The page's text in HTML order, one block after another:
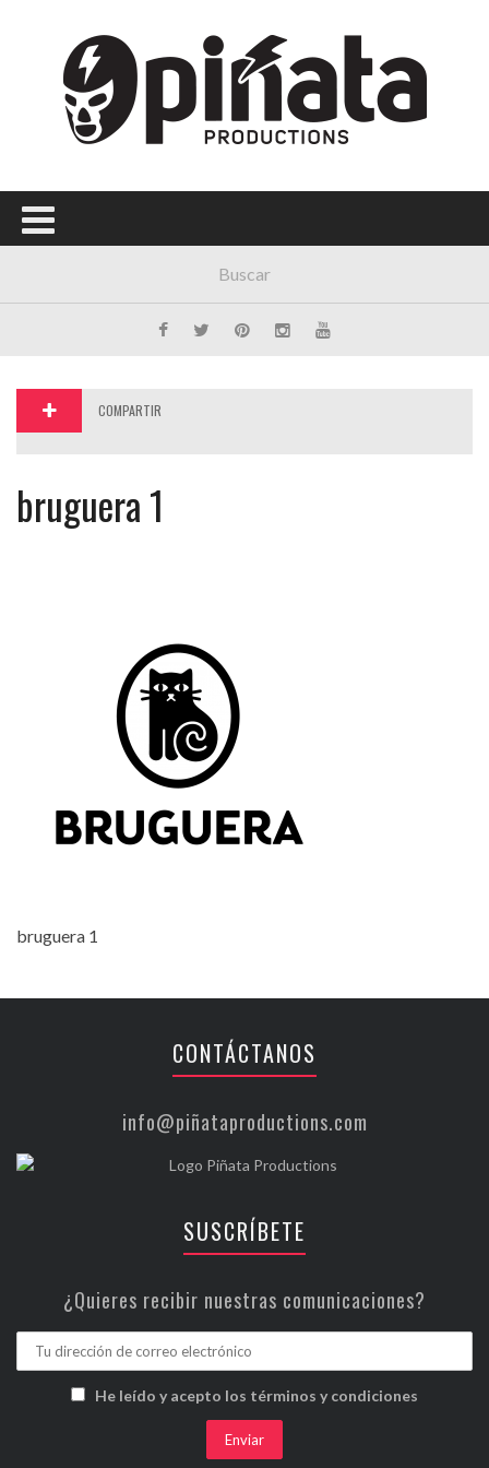
Menú Principal
PORTADA
CONCIERTOS
FESTIVALES
COMPARTIR
bruguera 1
bruguera 1
CONTÁCTANOS
info@piñataproductions.com
SUSCRÍBETE
¿Quieres recibir nuestras comunicaciones?
He leído y acepto los términos y condiciones